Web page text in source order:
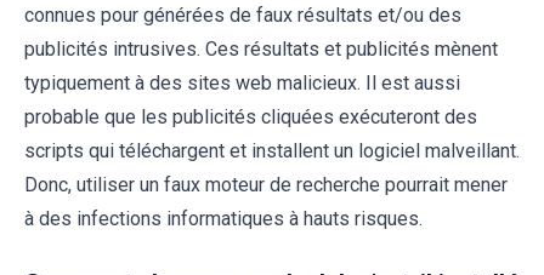
connues pour générées de faux résultats et/ou des
publicités intrusives. Ces résultats et publicités mènent
typiquement à des sites web malicieux. Il est aussi
probable que les publicités cliquées exécuteront des
scripts qui téléchargent et installent un logiciel malveillant.
Donc, utiliser un faux moteur de recherche pourrait mener
à des infections informatiques à hauts risques.